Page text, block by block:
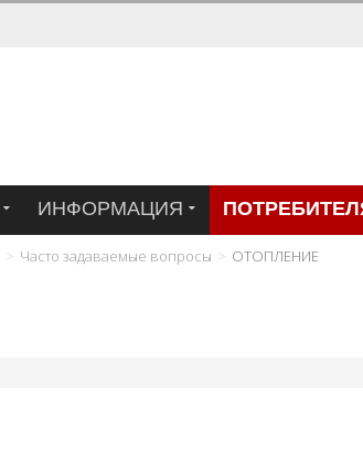
ИНФОРМАЦИЯ
Часто задаваемые вопросы ОТОПЛЕНИЕ